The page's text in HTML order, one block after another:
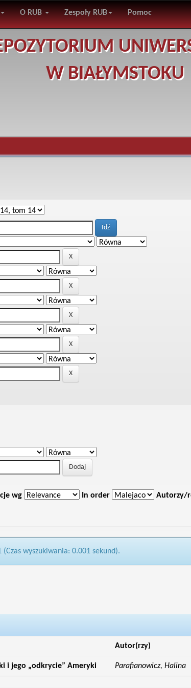
O RUB Zespoły RUB Pomoc
W BIAŁYMSTOKU
wg In order Autorzy/
(Czas wyszukiwania: 0.001 sekund).
Autor(rzy)
i jego „odkrycie” Ameryki Parafianowicz, Halina